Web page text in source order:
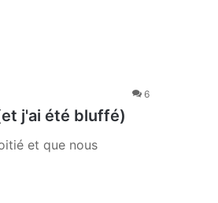
6
j'ai été bluffé)
et que nous